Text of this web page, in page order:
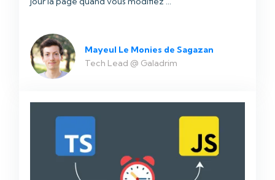
Mayeul Le Monies de Sagazan
Tech Lead @ Galadrim